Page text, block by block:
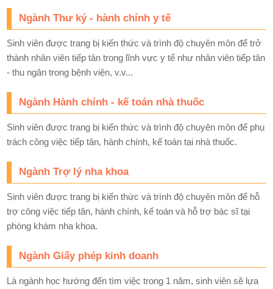
Ngành Thư ký - hành chính y tế
Sinh viên được trang bị kiến thức và trình độ chuyên môn để trở
thành nhân viên tiếp tân trong lĩnh vực y tế như nhân viên tiếp tân
- thu ngân trong bệnh viện, v.v...
Ngành Hành chính - kế toán nhà thuốc
Sinh viên được trang bị kiến thức và trình độ chuyên môn để phụ
trách công việc tiếp tân, hành chính, kế toán tại nhà thuốc.
Ngành Trợ lý nha khoa
Sinh viên được trang bị kiến thức và trình độ chuyên môn để hỗ
trợ công việc tiếp tân, hành chính, kế toán và hỗ trợ bác sĩ tại
phòng khám nha khoa.
Ngành Giấy phép kinh doanh
Là ngành học hướng đến tìm việc trong 1 năm, sinh viên sẽ lựa